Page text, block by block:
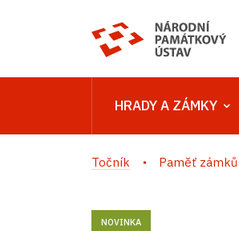
HRADY A ZÁMKY
Točník Paměť
NOVINKA